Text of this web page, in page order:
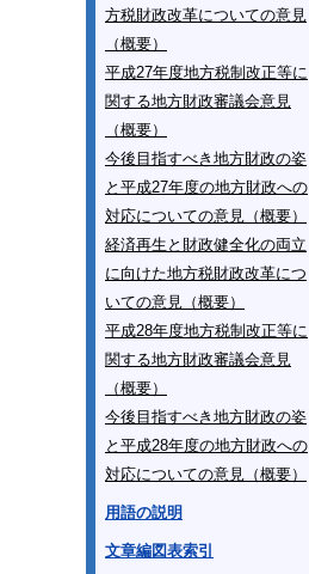
方税財政改革についての意見
（概要）
平成27年度地方税制改正等に
関する地方財政審議会意見
（概要）
今後目指すべき地方財政の姿
と平成27年度の地方財政への
対応についての意見（概要）
経済再生と財政健全化の両立
に向けた地方税財政改革につ
いての意見（概要）
平成28年度地方税制改正等に
関する地方財政審議会意見
（概要）
今後目指すべき地方財政の姿
と平成28年度の地方財政への
対応についての意見（概要）
用語の説明
文章編図表索引